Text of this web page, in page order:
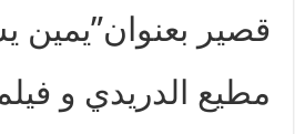
قصير بعنوان”يمين
مطيع الدريدي و